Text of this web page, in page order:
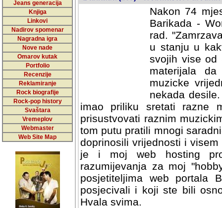
Jeans generacija
Knjiga
Linkovi
Nadirov spomenar
Nagradna igra
Nove nade
Omarov kutak
Portfolio
Recenzije
Reklamiranje
Rock biografije
Rock-pop history
Svaštara
Vremeplov
Webmaster
Web Site Map
Nakon 74
Barikada -
rad.
u stanju u
svojih vise od
materijala
muzicke
nekada
imao priliku sretati razne
prisustvovati raznim
tom putu pratili mnogi
doprinosili vrijednosti i
je i moj web hosting
razumijevanja za moj
posjetiteljima web portala
posjecivali i koji ste bili
Hvala svima.